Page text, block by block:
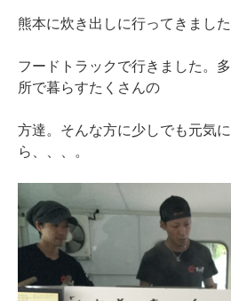
熊本に炊き出しに行ってきました
フードトラックで行きました。
所で暮らすたくさんの
方達。そんな方に少しでも元気
ら、、、。